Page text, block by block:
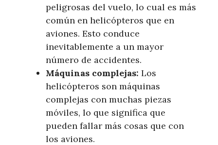
peligrosas del vuelo, lo cual es más
común en helicópteros que en
aviones. Esto conduce
inevitablemente a un mayor
número de accidentes.
Máquinas complejas: Los
helicópteros son máquinas
complejas con muchas piezas
móviles, lo que significa que
pueden fallar más cosas que con
los aviones.